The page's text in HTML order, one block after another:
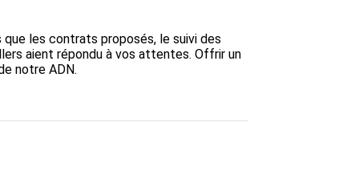
les contrats proposés, le suivi des
aient répondu à vos attentes. Offrir un
notre ADN.